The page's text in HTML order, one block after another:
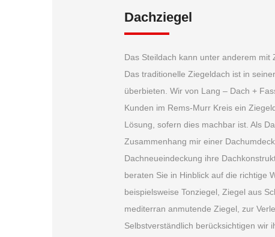
Dachziegel
Das Steildach kann unter anderem mit
Das traditionelle Ziegeldach ist in
überbieten. Wir von Lang – Dach +
Kunden im Rems-Murr Kreis ein
Lösung, sofern dies machbar ist. Als
Zusammenhang mir einer
Dachneueindeckung ihre
beraten Sie in Hinblick auf die richtige
beispielsweise Tonziegel, Ziegel aus
mediterran anmutende Ziegel, zur
Selbstverständlich berücksichtigen wir